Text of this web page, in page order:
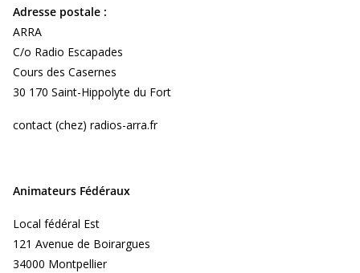
Adresse postale :
ARRA
C/o Radio Escapades
Cours des Casernes
30 170 Saint-Hippolyte du Fort
contact (chez) radios-arra.fr
Animateurs Fédéraux
Local fédéral Est
121 Avenue de Boirargues
34000 Montpellier